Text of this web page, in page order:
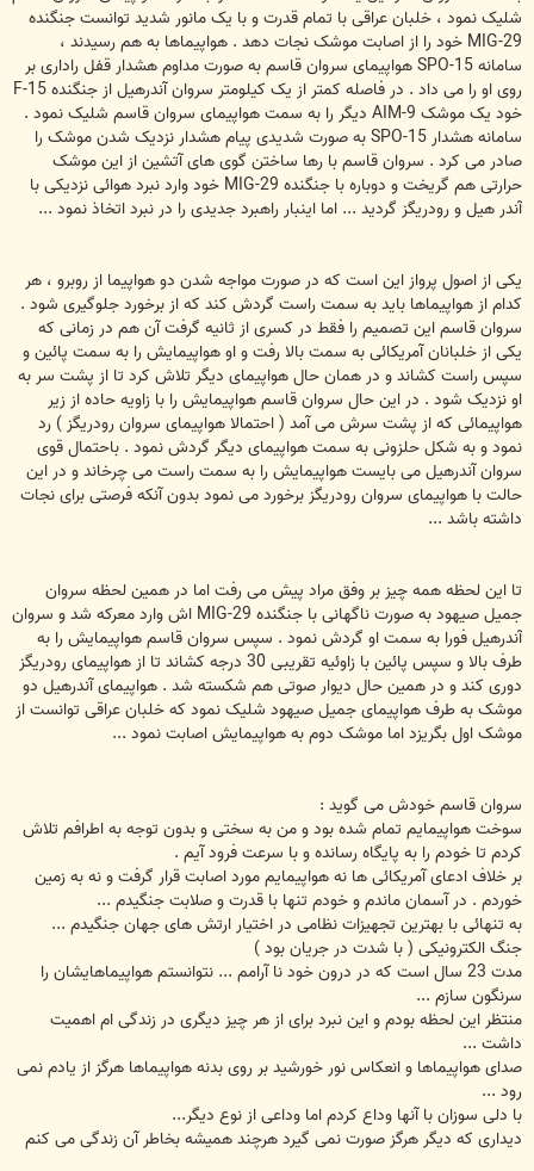
شلیک نمود ، خلبان عراقی با تمام قدرت و با یک مانور شدید توانست جنگنده
MIG-29 خود را از اصابت موشک نجات دهد . هواپیماها به هم رسیدند ،
سامانه SPO-15 هواپیمای سروان قاسم به صورت مداوم هشدار قفل راداری بر
روی او را می داد . در فاصله کمتر از یک کیلومتر سروان آندرهیل از جنگنده F-15
خود یک موشک AIM-9 دیگر را به سمت هواپیمای سروان قاسم شلیک نمود .
سامانه هشدار SPO-15 به صورت شدیدی پیام هشدار نزدیک شدن موشک را
صادر می کرد . سروان قاسم با رها ساختن گوی های آتشین از این موشک
حرارتی هم گریخت و دوباره با جنگنده MIG-29 خود وارد نبرد هوائی نزدیکی با
آندر هیل و رودریگز گردید ... اما اینبار راهبرد جدیدی را در نبرد اتخاذ نمود ...
یکی از اصول پرواز این است که در صورت مواجه شدن دو هواپیما از روبرو ، هر
کدام از هواپیماها باید به سمت راست گردش کند که از برخورد جلوگیری شود .
سروان قاسم این تصمیم را فقط در کسری از ثانیه گرفت آن هم در زمانی که
یکی از خلبانان آمریکائی به سمت بالا رفت و او هواپیمایش را به سمت پائین و
سپس راست کشاند و در همان حال هواپیمای دیگر تلاش کرد تا از پشت سر به
او نزدیک شود . در این حال سروان قاسم هواپیمایش را با زاویه حاده از زیر
هواپیمائی که از پشت سرش می آمد ( احتمالا هواپیمای سروان رودریگز ) رد
نمود و به شکل حلزونی به سمت هواپیمای دیگر گردش نمود . باحتمال قوی
سروان آندرهیل می بایست هواپیمایش را به سمت راست می چرخاند و در این
حالت با هواپیمای سروان رودریگز برخورد می نمود بدون آنکه فرصتی برای نجات
داشته باشد ...
تا این لحظه همه چیز بر وفق مراد پیش می رفت اما در همین لحظه سروان
جمیل صیهود به صورت ناگهانی با جنگنده MIG-29 اش وارد معرکه شد و سروان
آندرهیل فورا به سمت او گردش نمود . سپس سروان قاسم هواپیمایش را به
طرف بالا و سپس پائین با زاوئیه تقریبی 30 درجه کشاند تا از هواپیمای رودریگز
دوری کند و در همین حال دیوار صوتی هم شکسته شد . هواپیمای آندرهیل دو
موشک به طرف هواپیمای جمیل صیهود شلیک نمود که خلبان عراقی توانست از
موشک اول بگریزد اما موشک دوم به هواپیمایش اصابت نمود ...
سروان قاسم خودش می گوید :
سوخت هواپیمایم تمام شده بود و من به سختی و بدون توجه به اطرافم تلاش
کردم تا خودم را به پایگاه رسانده و با سرعت فرود آیم .
بر خلاف ادعای آمریکائی ها نه هواپیمایم مورد اصابت قرار گرفت و نه به زمین
خوردم . در آسمان ماندم و خودم تنها با قدرت و صلابت جنگیدم ...
به تنهائی با بهترین تجهیزات نظامی در اختیار ارتش های جهان جنگیدم ...
جنگ الکترونیکی ( با شدت در جریان بود )
مدت 23 سال است که در درون خود نا آرامم ... نتوانستم هواپیماهایشان را
سرنگون سازم ...
منتظر این لحظه بودم و این نبرد برای از هر چیز دیگری در زندگی ام اهمیت
داشت ...
صدای هواپیماها و انعکاس نور خورشید بر روی بدنه هواپیماها هرگز از یادم نمی
رود ...
با دلی سوزان با آنها وداع کردم اما وداعی از نوع دیگر...
دیداری که دیگر هرگز صورت نمی گیرد هرچند همیشه بخاطر آن زندگی می کنم